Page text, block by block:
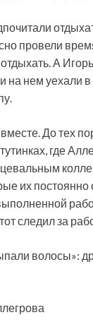
провели
А
на нем
До тех
где
их
следил за
волосы»: